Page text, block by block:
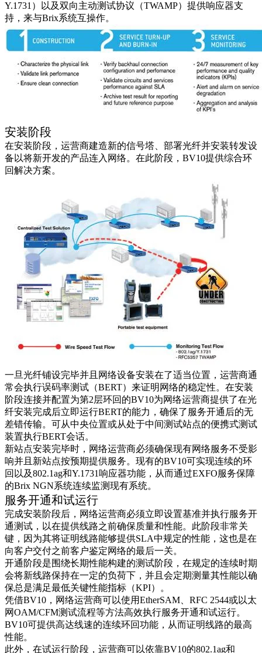
Y.1731）以及双向主动测试协议（TWAMP）提供响应器支
持，来与Brix系统互操作。
安装阶段
在安装阶段，运营商建造新的信号塔、部署光纤并安装转发设
备以将新开发的产品连入网络。在此阶段，BV10提供综合环
回解决方案。
一旦光纤铺设完毕并且网络设备安装在了适当位置，运营商通
常会执行误码率测试（BERT）来证明网络的稳定性。在安装
阶段连接并配置为第2层环回的BV10为网络运营商提供了在光
纤安装完成后立即运行BERT的能力，确保了服务开通后的无
差错传输。可从中央位置或从处于中间测试站点的便携式测试
装置执行BERT会话。
新站点安装完毕时，网络运营商必须确保现有网络服务不受影
响并且新站点按预期提供服务。现有的BV10可实现连续的环
回以及802.1ag和Y.1731响应器功能，从而通过EXFO服务保障
的Brix NGN系统连续监测现有系统。
服务开通和试运行
完成安装阶段后，网络运营商必须立即设置基准并执行服务开
通测试，以在提供线路之前确保质量和性能。此阶段非常关
键，因为其将证明线路能够提供SLA中规定的性能，这也是在
向客户交付之前客户鉴定网络的最后一关。
开通阶段是围绕长期性能构建的测试阶段，在规定的连续时期
会将新线路保持在一定的负荷下，并且会定期测量其性能以确
保总是满足最低关键性能指标（KPI）。
凭借BV10，网络运营商可以使用EtherSAM、RFC 2544或以太
网OAM/CFM测试流程等方法高效执行服务开通和试运行。
BV10可提供高达线速的连续环回功能，从而证明线路的最高
性能。
此外，在试运行阶段，运营商可以依靠BV10的802.1ag和